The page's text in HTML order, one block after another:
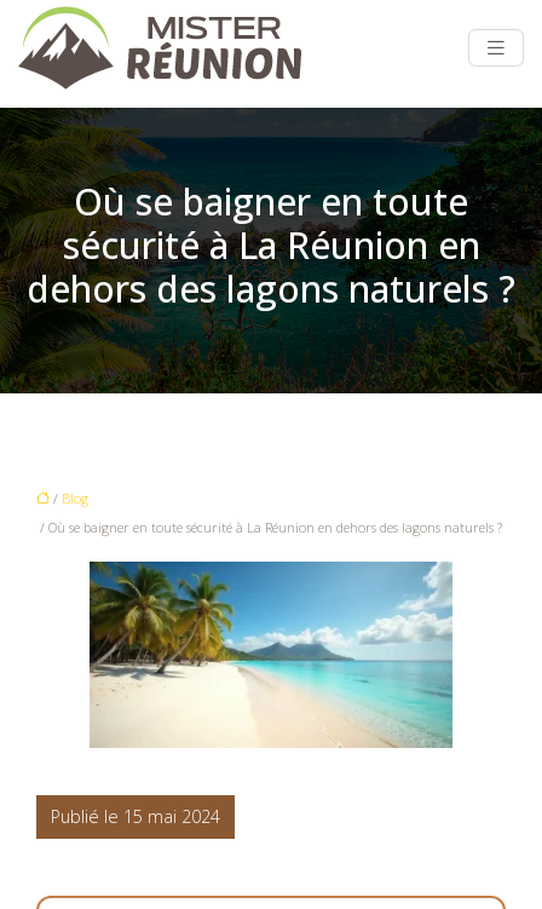
Où se baigner en toute
sécurité à La Réunion en
dehors des lagons naturels ?
/ Blog
/ Où se baigner en toute sécurité à La Réunion en dehors des lagons naturels ?
Publié le 15 mai 2024